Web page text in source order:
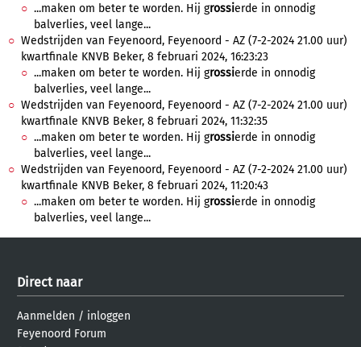
...maken om beter te worden. Hij grossierde in onnodig
balverlies, veel lange...
Wedstrijden van Feyenoord, Feyenoord - AZ (7-2-2024 21.00 uur)
kwartfinale KNVB Beker, 8 februari 2024, 16:23:23
...maken om beter te worden. Hij grossierde in onnodig
balverlies, veel lange...
Wedstrijden van Feyenoord, Feyenoord - AZ (7-2-2024 21.00 uur)
kwartfinale KNVB Beker, 8 februari 2024, 11:32:35
...maken om beter te worden. Hij grossierde in onnodig
balverlies, veel lange...
Wedstrijden van Feyenoord, Feyenoord - AZ (7-2-2024 21.00 uur)
kwartfinale KNVB Beker, 8 februari 2024, 11:20:43
...maken om beter te worden. Hij grossierde in onnodig
balverlies, veel lange...
Direct naar
Aanmelden / inloggen
Feyenoord Forum